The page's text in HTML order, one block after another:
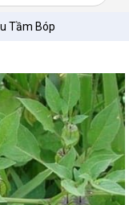
Tầm Bóp